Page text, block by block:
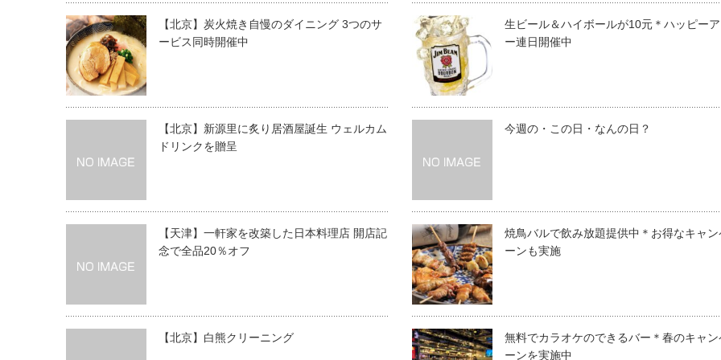
【北京】炭火焼き自慢のダイニング 3つのサ
ービス同時開催中
【北京】新源里に炙り居酒屋誕生 ウェルカム
ドリンクを贈呈
【天津】一軒家を改築した日本料理店 開店記
念で全品20％オフ
【北京】白熊クリーニング
生ビール＆ハイボールが10元＊ハッピーア
ー連日開催中
今週の・この日・なんの日？
焼鳥バルで飲み放題提供中＊お得なキャン
ーンも実施
無料でカラオケのできるバー＊春のキャン
ーンを実施中